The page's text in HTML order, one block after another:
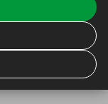
het